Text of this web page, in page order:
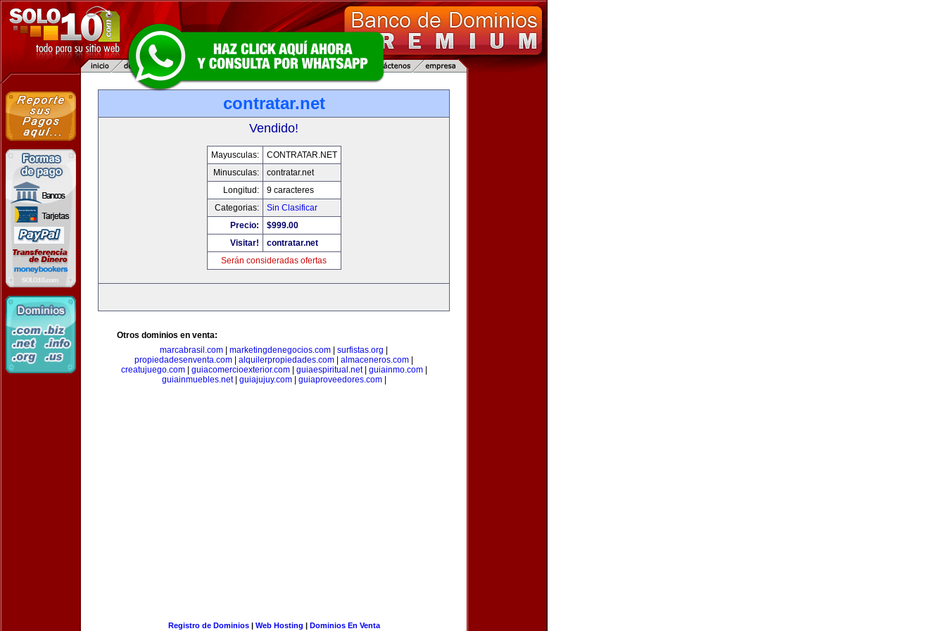
contratar.net
Vendido!
Mayusculas:
CONTRATAR.NET
Minusculas:
contratar.net
Longitud:
9 caracteres
Categorias:
Sin Clasificar
Precio:
$999.00
Visitar!
contratar.net
Serán consideradas ofertas
Otros dominios en venta:
marcabrasil.com
marketingdenegocios.com surfistas.org
propiedadesenventa.com
alquilerpropiedades.com almaceneros.com
creatujuego.com| guiacomercioexterior.com| guiaespiritual.net| guiainmo.com|
guiainmuebles.net| guiajujuy.com| guiaproveedores.com|
Registro de Dominios| Web Hosting | Dominios En Venta